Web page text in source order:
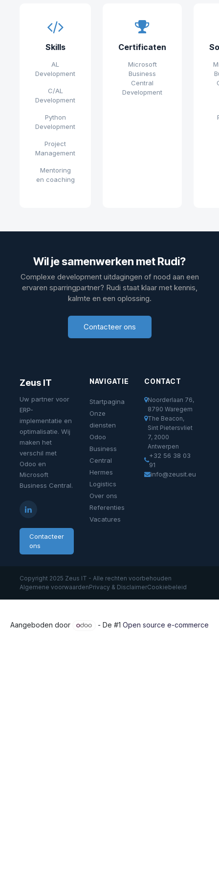
Skills
AL
Development
C/AL
Development
Python
Development
Project
Management
Mentoring
en coaching
Certificaten
Microsoft
Business
Central
Development
Wil je samenwerken met Rudi?
Complexe development uitdagingen of nood aan een
ervaren sparringpartner? Rudi staat klaar met kennis,
kalmte en een oplossing.
Contacteer ons
Zeus IT
Uw partner voor
ERP-
implementatie en
optimalisatie. Wij
maken het
verschil met
Odoo en
Microsoft
Business Central.
Contacteer
ons
NAVIGATIE
Startpagina
Onze
diensten
Odoo
Business
Central
Hermes
Logistics
Over ons
Referenties
Vacatures
CONTACT
Noorderlaan 76,
8790 Waregem
The Beacon,
Sint Pietersvliet
7, 2000
Antwerpen
+32 56 38 03
91
info@zeusit.eu
Copyright 2025 Zeus IT - Alle rechten voorbehouden
Algemene voorwaardenPrivacy & DisclaimerCookiebeleid
Aangeboden door - De #1Open source e-commerce